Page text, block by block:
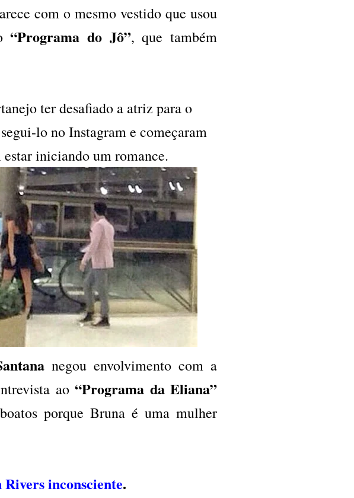
com o mesmo vestido que usou
“Programa do Jô”, que também
ter desafiado a atriz para o
lo no Instagram e começaram
iniciando um romance.
negou envolvimento com a
ao “Programa da Eliana”
porque Bruna é uma mulher
inconsciente.